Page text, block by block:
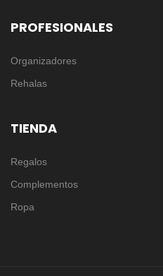
PROFESIONALES
Organizadores
Rehalas
TIENDA
Regalos
Complementos
Ropa